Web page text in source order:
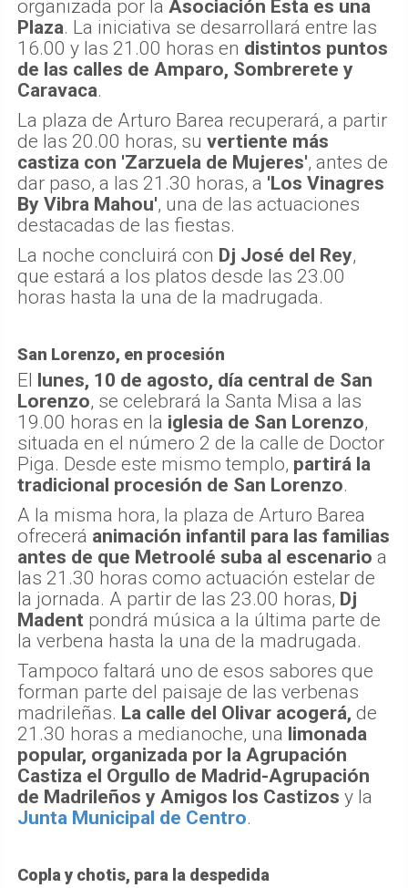
organizada por la Asociación Esta es una
Plaza. La iniciativa se desarrollará entre las
16.00 y las 21.00 horas en distintos puntos
de las calles de Amparo, Sombrerete y
Caravaca.
La plaza de Arturo Barea recuperará, a partir
de las 20.00 horas, su vertiente más
castiza con 'Zarzuela de Mujeres', antes de
dar paso, a las 21.30 horas, a 'Los Vinagres
By Vibra Mahou', una de las actuaciones
destacadas de las fiestas.
La noche concluirá con Dj José del Rey,
que estará a los platos desde las 23.00
horas hasta la una de la madrugada.
San Lorenzo, en procesión
El lunes, 10 de agosto, día central de San
Lorenzo, se celebrará la Santa Misa a las
19.00 horas en la iglesia de San Lorenzo,
situada en el número 2 de la calle de Doctor
Piga. Desde este mismo templo, partirá la
tradicional procesión de San Lorenzo.
A la misma hora, la plaza de Arturo Barea
ofrecerá animación infantil para las familias
antes de que Metroolé suba al escenario a
las 21.30 horas como actuación estelar de
la jornada. A partir de las 23.00 horas, Dj
Madent pondrá música a la última parte de
la verbena hasta la una de la madrugada.
Tampoco faltará uno de esos sabores que
forman parte del paisaje de las verbenas
madrileñas. La calle del Olivar acogerá, de
21.30 horas a medianoche, una limonada
popular, organizada por la Agrupación
Castiza el Orgullo de Madrid-Agrupación
de Madrileños y Amigos los Castizos y la
Junta Municipal de Centro.
Copla y chotis, para la despedida